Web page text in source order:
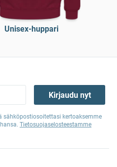
Unisex-huppari
Kirjaudu nyt
sähköpostiosoitettasi kertoaksemme
Tietosuojaselosteestamme